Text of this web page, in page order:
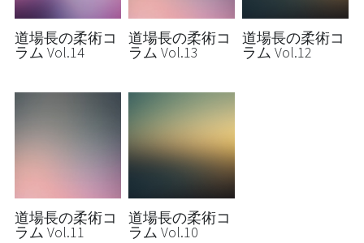
道場長の柔術コ
ラム Vol.14
道場長の柔術コ
ラム Vol.13
道場長の柔術コ
ラム Vol.12
道場長の柔術コ
ラム Vol.11
道場長の柔術コ
ラム Vol.10